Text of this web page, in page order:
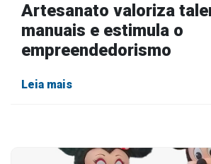
Artesanato valoriza
manuais e estimula o
empreendedorismo
Leia mais